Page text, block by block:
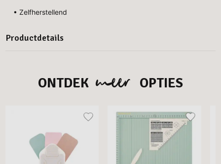
• Zelfherstellend
Productdetails
ONTDEK meer OPTIES